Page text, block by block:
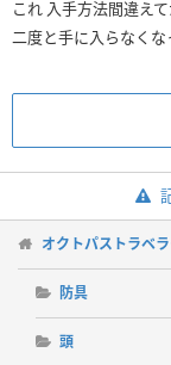
これ 入手方法間違え
二度と手に入らなくな
オクトパストラベ
防具
頭